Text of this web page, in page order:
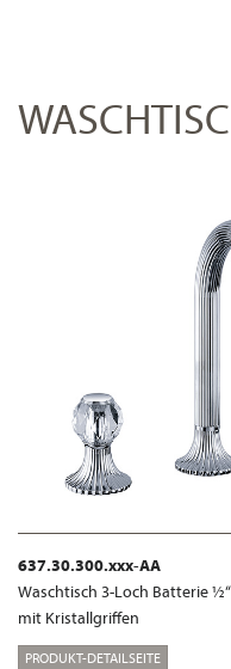
637.30.300.xxx-AA
Waschtisch 3-Loch Batterie ½“
mit Kristallgriffen
PRODUKT-DETAILSEITE